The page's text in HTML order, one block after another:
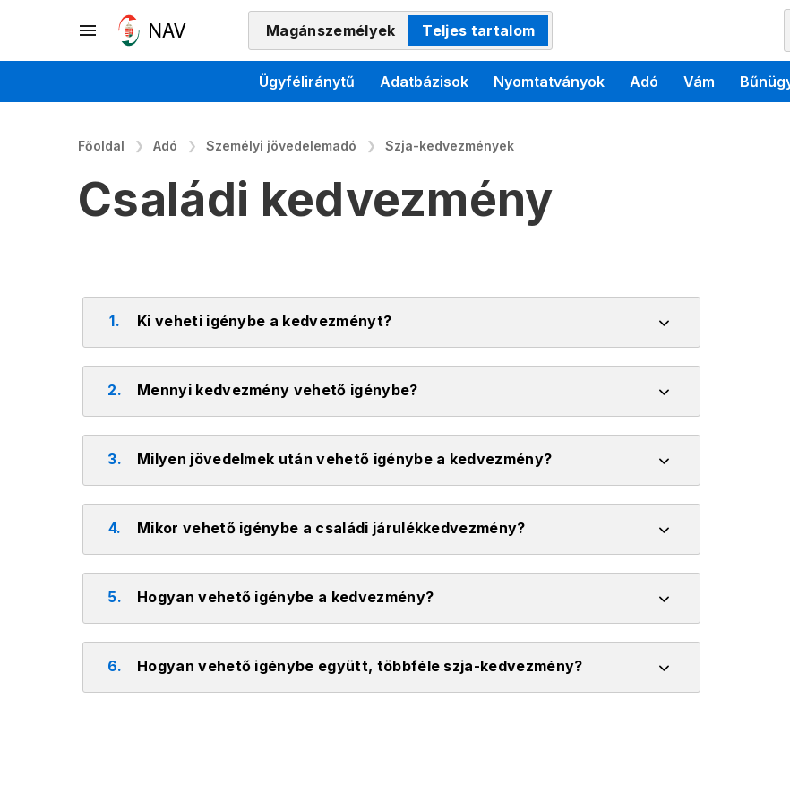
Magánszemélyek Teljes tartalom
Ügyféliránytű Adatbázisok Nyomtatványok Adó Vám
Főoldal Adó Személyi jövedelemadó Szja-kedvezmények
Családi kedvezmény
1. Ki veheti igénybe a kedvezményt?
2. Mennyi kedvezmény vehető igénybe?
3. Milyen jövedelmek után vehető igénybe a kedvezmény?
4. Mikor vehető igénybe a családi járulékkedvezmény?
5. Hogyan vehető igénybe a kedvezmény?
6. Hogyan vehető igénybe együtt, többféle szja-kedvezmény?